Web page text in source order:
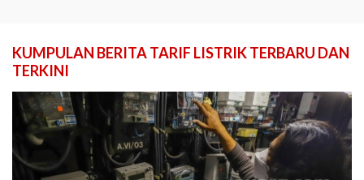
KUMPULAN BERITA TARIF LISTRIK TERBARU DAN
TERKINI